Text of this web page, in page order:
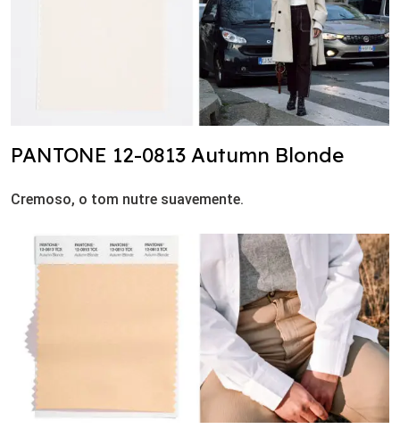
PANTONE 12-0813 Autumn Blonde
Cremoso, o tom nutre suavemente.